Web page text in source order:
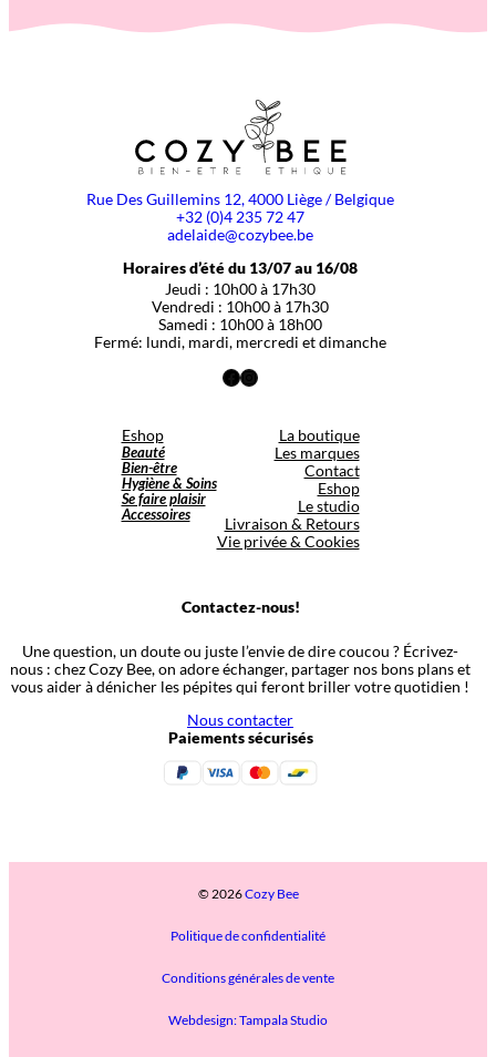
Rue Des Guillemins 12, 4000 Liège / Belgique
+32 (0)4 235 72 47
adelaide@cozybee.be
Horaires d’été du 13/07 au 16/08
Jeudi : 10h00 à 17h30
Vendredi : 10h00 à 17h30
Samedi : 10h00 à 18h00
Fermé: lundi, mardi, mercredi et dimanche
Facebook
Instagram
Eshop
Beauté
Bien-être
Hygiène & Soins
Se faire plaisir
Accessoires
La boutique
Les marques
Contact
Eshop
Le studio
Livraison & Retours
Vie privée & Cookies
Contactez-nous!
Une question, un doute ou juste l’envie de dire coucou ? Écrivez-
nous : chez Cozy Bee, on adore échanger, partager nos bons plans et
vous aider à dénicher les pépites qui feront briller votre quotidien !
Nous contacter
Paiements sécurisés
© 2026Cozy Bee
Politique de confidentialité
Conditions générales de vente
Webdesign: Tampala Studio